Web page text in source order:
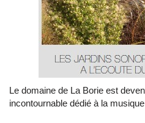
Le domaine de La Borie est
incontournable dédié à la